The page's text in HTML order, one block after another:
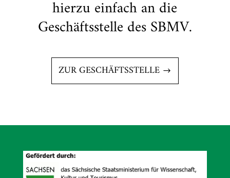
hierzu einfach an die
Geschäftsstelle des SBMV.
ZUR GESCHÄFTSSTELLE